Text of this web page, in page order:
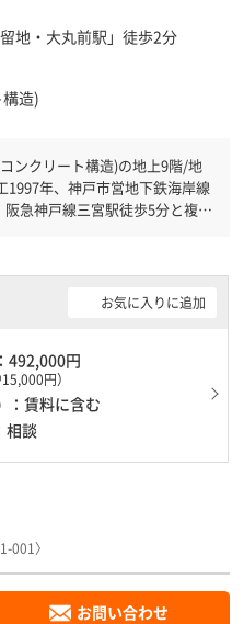
地・大丸前駅 」徒歩2分
造)
ンクリート構造)の地上9階/地
急神戸線三宮駅徒歩5分と複数
す。土日・祝日も利用可能にな
お気に入りに追加
：492,000円
円）
：賃料に含む
相談
001〉
お問い合わせ